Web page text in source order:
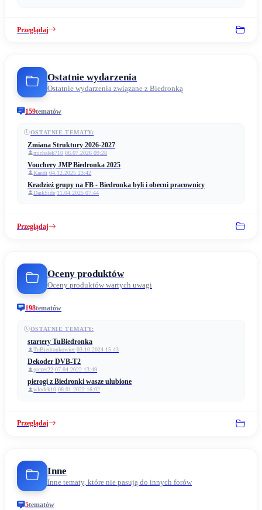
Przeglądaj
Ostatnie wydarzenia
Ostatnie wydarzenia związane z Biedronką
159tematów
OSTATNIE TEMATY:
Zmiana Struktury 2026-2027
michalek710·06.07.2026 09:28
Vouchery JMP Biedronka 2025
Kandi·04.12.2025 23:42
Kradzież grupy na FB - Biedronka byli i obecni pracownicy
DarkSide·11.04.2025 07:44
Przeglądaj
Oceny produktów
Oceny produktów wartych uwagi
198tematów
OSTATNIE TEMATY:
startery TuBiedronka
TuBiedronkowiec·03.10.2024 15:43
Dekoder DVB-T2
prezes22·07.04.2022 13:49
pierogi z Biedronki wasze ulubione
wlodek10·08.01.2022 16:02
Przeglądaj
Inne
Inne tematy, które nie pasują do innych forów
5tematów